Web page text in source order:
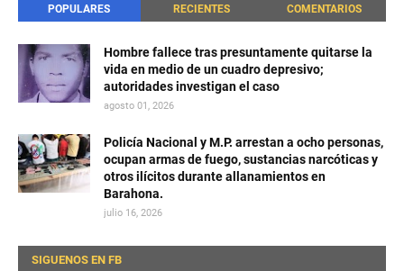
POPULARES RECIENTES COMENTARIOS
Hombre fallece tras presuntamente quitarse la
vida en medio de un cuadro depresivo;
autoridades investigan el caso
agosto 01, 2026
Policía Nacional y M.P. arrestan a ocho personas,
ocupan armas de fuego, sustancias narcóticas y
otros ilícitos durante allanamientos en
Barahona.
julio 16, 2026
SIGUENOS EN FB